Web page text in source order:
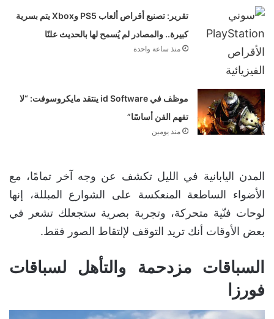
تقرير: تصنيع أقراص ألعاب PS5 وXbox يتم بسرية
كبيرة.. والمصادر لم يُسمح لها بالحديث علنًا
منذ ساعة واحدة
موظف في id Software ينتقد مايكروسوفت: “لا
تفهم الفن أساسًا”
منذ يومين
المدن اليابانية في الليل تكشف عن وجه آخر تمامًا، مع
الأضواء الساطعة المنعكسة على الشوارع المبللة، إنها
لوحات فنّية متحركة، وتجربة بصرية ستجعلك تشعر في
بعض الأوقات أنك تريد التوقف لإلتقاط الصور فقط.
السباقات مزدحمة والتأهل لسباقات
فورزا